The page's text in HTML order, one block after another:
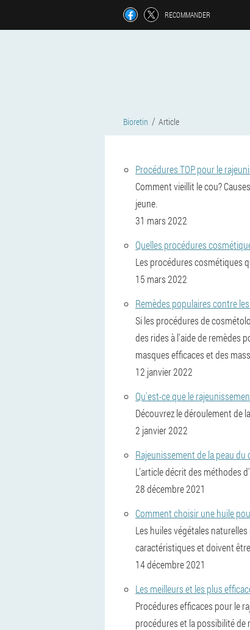
RECOMMANDER
Bioretin Article
Procédures TOP pour le
Comment vieillit le cou?
jeune.
31 mars 2022
Quelles procédures
Les procédures cosmétiques
15 mars 2022
Remèdes populaires contre
Si les procédures de
des rides à l'aide de remèdes
masques efficaces et des
12 janvier 2022
Qu'est-ce que le
Découvrez le déroulement de
2 janvier 2022
Rajeunissement de la peau
L'article décrit des méthodes
28 décembre 2021
Comment choisir une huile
Les huiles végétales
caractéristiques et doivent
14 décembre 2021
Les meilleurs et les plus
Procédures efficaces pour le
procédures et la possibilité de